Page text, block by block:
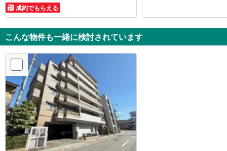
成約でもらえる
こんな物件も一緒に検討されています